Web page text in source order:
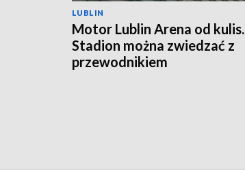
LUBLIN
Motor Lublin Arena od kulis.
Stadion można zwiedzać z
przewodnikiem